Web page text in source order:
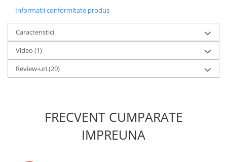
Informatii conformitate produs
Caracteristici
Video (1)
Review-uri(20)
FRECVENT CUMPARATE
IMPREUNA